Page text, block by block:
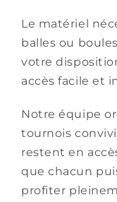
Le matériel
balles ou
votre
accès facile et
Notre équipe
tournois
restent en
que chacun
profiter